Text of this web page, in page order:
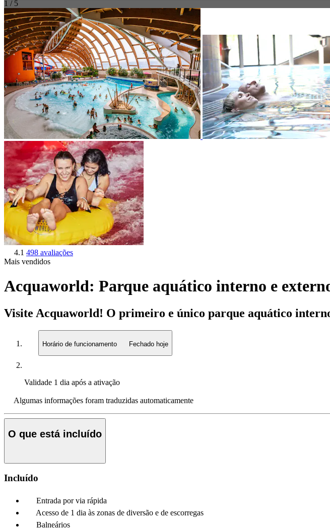
1 / 5
4.1 498 avaliações
Mais vendidos
Acquaworld: Parque aquático interno e
Visite Acquaworld! O primeiro e único parque aquático
Horário de funcionamento Fechado hoje
Validade 1 dia após a ativação
Algumas informações foram traduzidas automaticamente
O que está incluído
Incluído
Entrada por via rápida
Acesso de 1 dia às zonas de diversão e de escorregas
Balneários